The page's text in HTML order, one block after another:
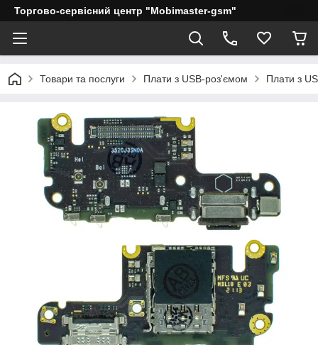
Торгово-сервісний центр "Mobimaster-gsm"
Товари та послуги Плати з USB-роз'ємом Плати з